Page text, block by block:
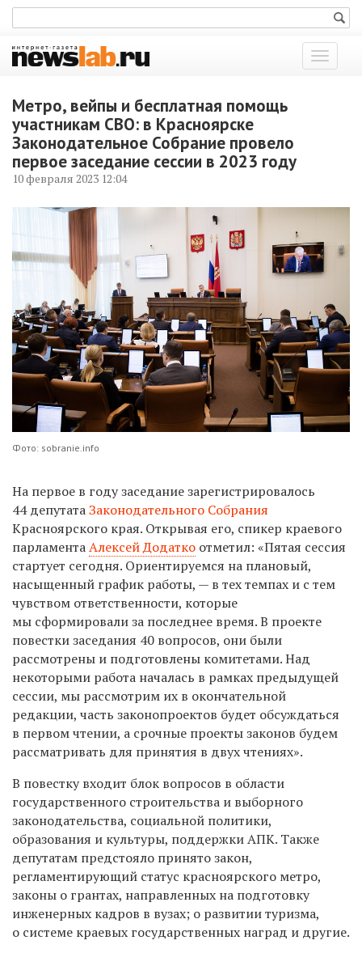
Показать
меню
Метро, вейпы и бесплатная помощь
участникам СВО: в Красноярске
Законодательное Собрание провело
первое заседание сессии в 2023 году
10 февраля 2023 12:04
Фото: sobranie.info
На первое в году заседание зарегистрировалось
44 депутатаЗаконодательного Собрания
Красноярского края. Открывая его, спикер краевого
парламентаАлексей Додатко отметил: «Пятая сессия
стартует сегодня. Ориентируемся на плановый,
насыщенный график работы, — в тех темпах и с тем
чувством ответственности, которые
мы сформировали за последнее время. В проекте
повестки заседания 40 вопросов, они были
рассмотрены и подготовлены комитетами. Над
некоторыми работа началась в рамках предыдущей
сессии, мы рассмотрим их в окончательной
редакции, часть законопроектов будет обсуждаться
в первом чтении, а срочные проекты законов будем
рассматривать для принятия в двух чтениях».
В повестку входит блок вопросов в области
государственного строительства и выборного
законодательства, социальной политики,
образования и культуры, поддержки АПК. Также
депутатам предстояло принято закон,
регламентирующий статус красноярского метро,
законы о грантах, направленных на подготовку
инженерных кадров в вузах; о развитии туризма,
о системе краевых государственных наград и другие.